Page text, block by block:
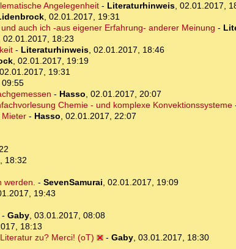
Angelegenheit- Literaturhinweis, 02.01.2017,
, 02.01.2017, 19:31
auch ich -aus eigener Erfahrung- anderer Meinung -
02.01.2017, 18:23
- Literaturhinweis, 02.01.2017, 18:46
, 02.01.2017, 19:19
02.01.2017, 19:31
- Hasso, 02.01.2017, 20:07
Chemie - und komplexe Konvektionssysteme
- Hasso, 02.01.2017, 22:07
18:32
werden. - SevenSamurai, 02.01.2017, 19:09
19:43
Gaby, 03.01.2017, 08:08
18:13
zu? Merci! (oT)
- Gaby, 03.01.2017, 18:30